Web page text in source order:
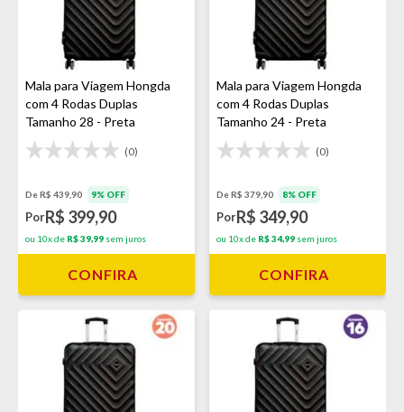
Mala para Viagem Hongda
com 4 Rodas Duplas
Tamanho 28 - Preta
(0)
De R$ 439,90 9% OFF
PorR$ 399,90
ou 10x de R$ 39,99 sem juros
CONFIRA
Mala para Viagem Hongda
com 4 Rodas Duplas
Tamanho 24 - Preta
(0)
De R$ 379,90 8% OFF
PorR$ 349,90
ou 10x de R$ 34,99 sem juros
CONFIRA